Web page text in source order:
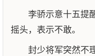
李骄示意十五提
摇头，表示不敢。
封少将军突然不